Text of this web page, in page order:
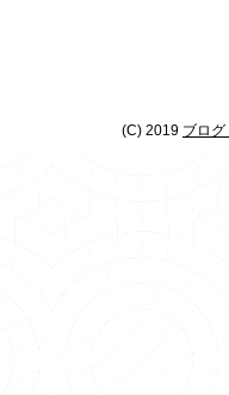
(C) 2019 ブロ